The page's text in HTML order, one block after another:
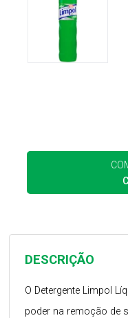
DESCRIÇÃO
O Detergente Limpol
poder na remoção de